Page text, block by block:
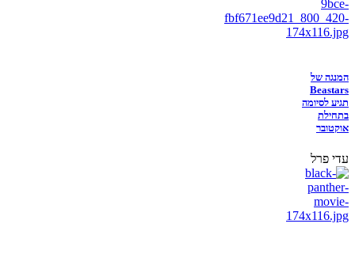
המנגה של
Beastars
תגיע לסיומה
בתחילת
אוקטובר
עדי פרל